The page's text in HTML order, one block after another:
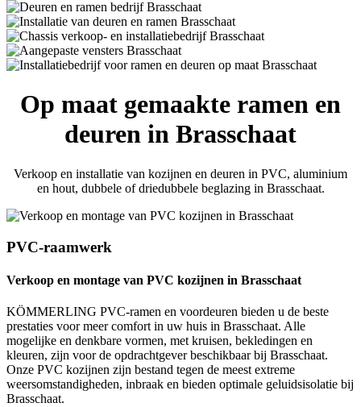
Op maat gemaakte ramen en
deuren in Brasschaat
Verkoop en installatie van kozijnen en deuren in PVC, aluminium
en hout, dubbele of driedubbele beglazing in Brasschaat.
PVC-raamwerk
Verkoop en montage van PVC kozijnen in Brasschaat
KÖMMERLING PVC-ramen en voordeuren bieden u de beste
prestaties voor meer comfort in uw huis in Brasschaat. Alle
mogelijke en denkbare vormen, met kruisen, bekledingen en
kleuren, zijn voor de opdrachtgever beschikbaar bij Brasschaat.
Onze PVC kozijnen zijn bestand tegen de meest extreme
weersomstandigheden, inbraak en bieden optimale geluidsisolatie bij
Brasschaat.